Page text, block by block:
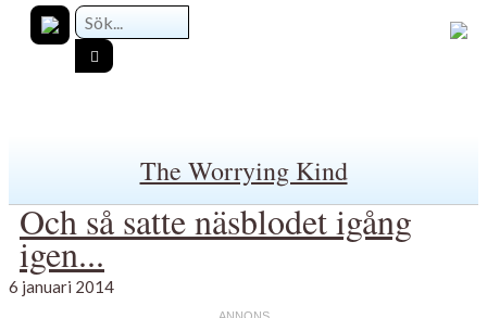
The Worrying Kind
Och så satte näsblodet igång
igen...
6 januari 2014